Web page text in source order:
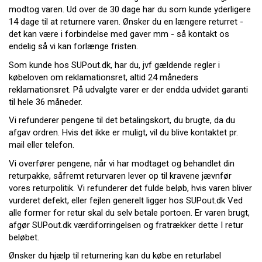
modtog varen. Ud over de 30 dage har du som kunde yderligere
14 dage til at returnere varen. Ønsker du en længere returret -
det kan være i forbindelse med gaver mm - så kontakt os
endelig så vi kan forlænge fristen.
Som kunde hos SUPout.dk, har du, jvf gældende regler i
købeloven om reklamationsret, altid 24 måneders
reklamationsret. På udvalgte varer er der endda udvidet garanti
til hele 36 måneder.
Vi refunderer pengene til det betalingskort, du brugte, da du
afgav ordren. Hvis det ikke er muligt, vil du blive kontaktet pr.
mail eller telefon.
Vi overfører pengene, når vi har modtaget og behandlet din
returpakke, såfremt returvaren lever op til kravene jævnfør
vores returpolitik. Vi refunderer det fulde beløb, hvis varen bliver
vurderet defekt, eller fejlen generelt ligger hos SUPout.dk Ved
alle former for retur skal du selv betale portoen. Er varen brugt,
afgør SUPout.dk værdiforringelsen og fratrækker dette I retur
beløbet.
Ønsker du hjælp til returnering kan du købe en returlabel